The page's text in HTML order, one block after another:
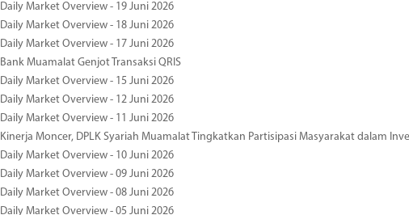
Daily Market Overview - 19 Juni 2026
Daily Market Overview - 18 Juni 2026
Daily Market Overview - 17 Juni 2026
Bank Muamalat Genjot Transaksi QRIS
Daily Market Overview - 15 Juni 2026
Daily Market Overview - 12 Juni 2026
Daily Market Overview - 11 Juni 2026
Kinerja Moncer, DPLK Syariah Muamalat Tingkatkan Partisipasi Masyarakat dalam
Daily Market Overview - 10 Juni 2026
Daily Market Overview - 09 Juni 2026
Daily Market Overview - 08 Juni 2026
Daily Market Overview - 05 Juni 2026